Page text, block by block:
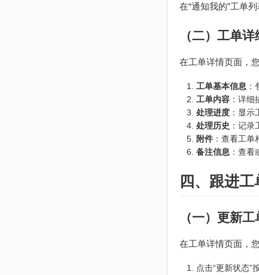
在“通知我的”工单
（二）工单
在工单详情页面，
工单基本信息
工单内容 ：详细
处理进度 ：显
处理历史 ：记
附件 ：查看工单
备注信息 ：查看
四、跟进
（一）更新
在工单详情页面，
点击“更新状态”